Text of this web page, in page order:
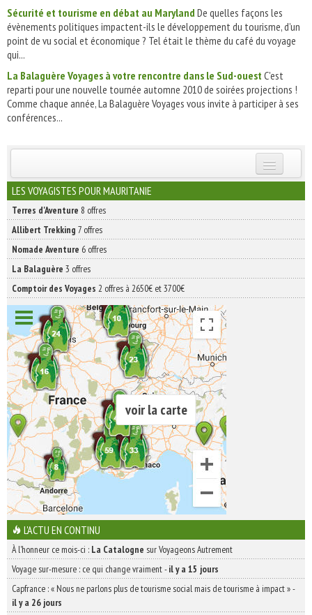
Sécurité et tourisme en débat au Maryland De quelles façons les
évènements politiques impactent-ils le développement du tourisme, d’un
point de vu social et économique ? Tel était le thème du café du voyage
qui...
La Balaguère Voyages à votre rencontre dans le Sud-ouest C'est
reparti pour une nouvelle tournée automne 2010 de soirées projections !
Comme chaque année, La Balaguère Voyages vous invite à participer à ses
conférences...
INSCRIVEZ-VOUS | ABONNEZ-VOUS
LES VOYAGISTES POUR MAURITANIE
Terres d'Aventure 8 offres
Allibert Trekking 7 offres
Nomade Aventure 6 offres
La Balaguère 3 offres
Comptoir des Voyages 2 offres à 2650€ et 3700€
voir la carte
L'ACTU EN CONTINU
À l'honneur ce mois-ci : La Catalogne sur Voyageons Autrement
Voyage sur-mesure : ce qui change vraiment-il y a 15 jours
Capfrance : « Nous ne parlons plus de tourisme social mais de tourisme à impact »-
il y a 26 jours